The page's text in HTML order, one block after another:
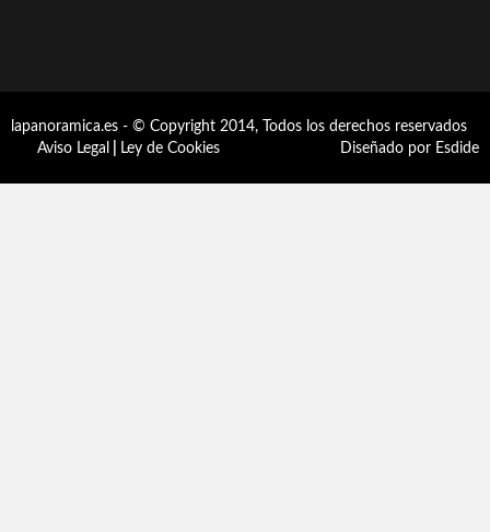
lapanoramica.es - © Copyright 2014, Todos los derechos reservados
Aviso Legal
Ley de Cookies Diseñado por Esdide